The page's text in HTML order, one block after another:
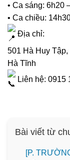
• Ca sáng: 6h20
• Ca chiều:
Địa chỉ:
501 Hà Huy
Hà Tĩnh
Liên hệ: 0915
Bài viết từ
[P.